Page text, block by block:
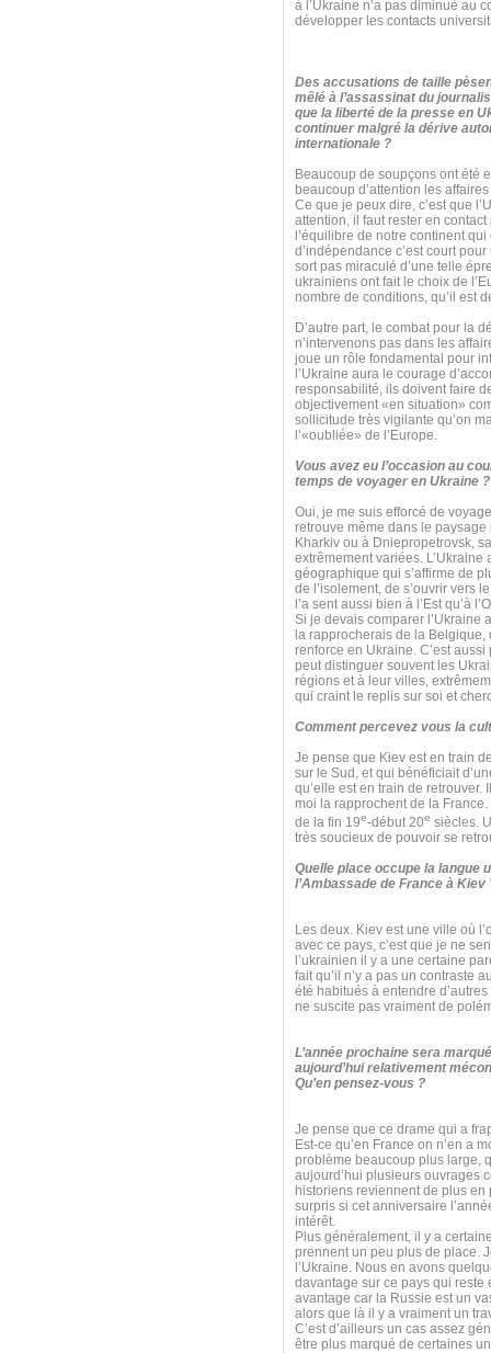
à l’Ukraine n’a pas diminué au
développer les contacts
Des accusations de taille
mêlé à l’assassinat du
que la liberté de la presse en
continuer malgré la dérive
internationale ?
Beaucoup de soupçons ont été
beaucoup d’attention les
Ce que je peux dire, c’est que
attention, il faut rester en
l’équilibre de notre continent
d’indépendance c’est court
sort pas miraculé d’une telle
ukrainiens ont fait le choix de
nombre de conditions, qu’il est
D’autre part, le combat pour la
n’intervenons pas dans les
joue un rôle fondamental pour
l’Ukraine aura le courage
responsabilité, ils doivent faire
objectivement «en situation»
sollicitude très vigilante qu’on
l’«oubliée» de l’Europe.
Vous avez eu l’occasion au
temps de voyager en Ukraine
Oui, je me suis efforcé de
retrouve même dans le paysage
Kharkiv ou à Dniepropetrovsk,
extrêmement variées.
géographique qui s’affirme de
de l’isolement, de s’ouvrir vers
l’a sent aussi bien à l’Est qu’à
Si je devais comparer l’Ukraine
la rapprocherais de la Belgique,
renforce en Ukraine. C’est
peut distinguer souvent les
régions et à leur villes,
qui craint le replis sur soi et
Comment percevez vous la
Je pense que Kiev est en train
sur le Sud, et qui bénéficiait
qu’elle est en train de
moi la rapprochent de la
de la fin 19e-début 20e siècles.
très soucieux de pouvoir se
Quelle place occupe la langue
l’Ambassade de France à Kiev
Les deux. Kiev est une ville où
avec ce pays, c’est que je ne
l’ukrainien il y a une certaine
fait qu’il n’y a pas un contraste
été habitués à entendre
ne suscite pas vraiment de
L’année prochaine sera
aujourd’hui relativement
Qu’en pensez-vous ?
Je pense que ce drame qui a
Est-ce qu’en France on n’en a
problème beaucoup plus large,
aujourd’hui plusieurs ouvrages
historiens reviennent de plus
surpris si cet anniversaire
intérêt.
Plus généralement, il y a
prennent un peu plus de place.
l’Ukraine. Nous en avons
davantage sur ce pays qui reste
avantage car la Russie est un
alors que là il y a vraiment un
C’est d’ailleurs un cas assez
être plus marqué de certaines